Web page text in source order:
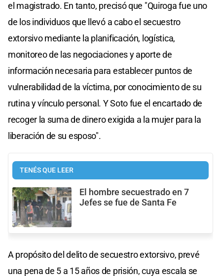
el magistrado. En tanto, precisó que "Quiroga fue uno
de los individuos que llevó a cabo el secuestro
extorsivo mediante la planificación, logística,
monitoreo de las negociaciones y aporte de
información necesaria para establecer puntos de
vulnerabilidad de la víctima, por conocimiento de su
rutina y vínculo personal. Y Soto fue el encartado de
recoger la suma de dinero exigida a la mujer para la
liberación de su esposo".
TENÉS QUE LEER
El hombre secuestrado en 7
Jefes se fue de Santa Fe
A propósito del delito de secuestro extorsivo, prevé
una pena de 5 a 15 años de prisión, cuya escala se